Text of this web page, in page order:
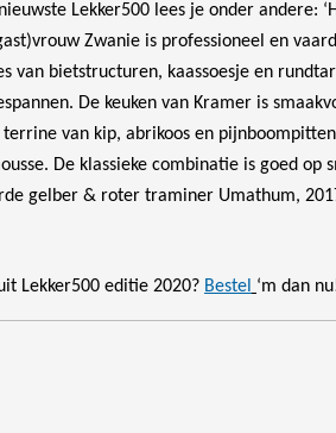
Lekker500 lees je onder andere:
Zwanie is professioneel en
van bietstructuren, kaassoesje en
De keuken van Kramer is
van kip, abrikoos en
De klassieke combinatie is goed op
gelber & roter traminer Umathum,
Lekker500 editie 2020? Bestel ‘m dan